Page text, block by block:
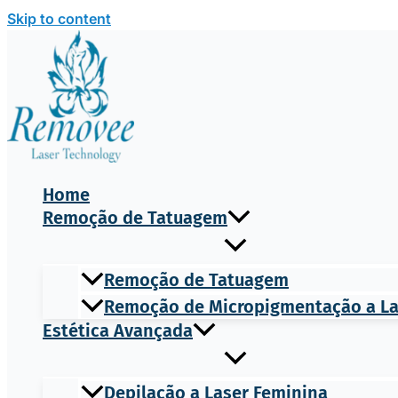
Skip to content
Home
Remoção de Tatuagem
Remoção de Tatuagem
Remoção de Micropigmentação a
Estética Avançada
Depilação a Laser Feminina